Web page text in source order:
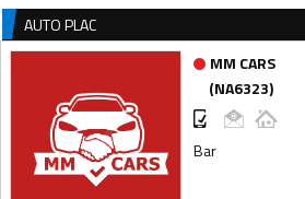
AUTO PLAC
MM CARS
(NA6323)
Bar